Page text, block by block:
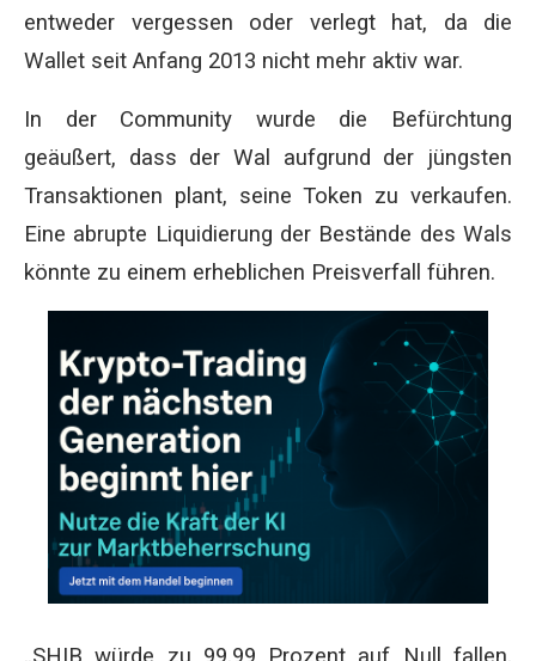
entweder vergessen oder verlegt hat, da die
Wallet seit Anfang 2013 nicht mehr aktiv war.
In der Community wurde die Befürchtung
geäußert, dass der Wal aufgrund der jüngsten
Transaktionen plant, seine Token zu verkaufen.
Eine abrupte Liquidierung der Bestände des Wals
könnte zu einem erheblichen Preisverfall führen.